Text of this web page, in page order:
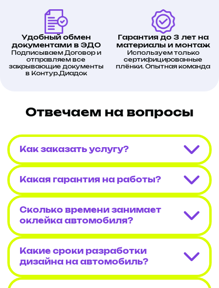
Удобный обмен
документами в ЭДО
Подписываем Договор и
отправляем все
закрывающие документы
в Контур.Диадок
Гарантия до 3 лет на
материалы и монтаж
Используем только
сертифицированные
плёнки. Опытная команда
Отвечаем на вопросы
Как заказать услугу?
Какая гарантия на работы?
Сколько времени занимает
оклейка автомобиля?
Какие сроки разработки
дизайна на автомобиль?